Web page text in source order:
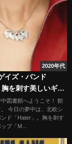
2020年代
イズ・バンド
胸を刺す美しいギタ
」
図書館へようこそ！ 館
今日の夢中は、北欧シ
ド「Hater」。胸を刺す
プ「M...